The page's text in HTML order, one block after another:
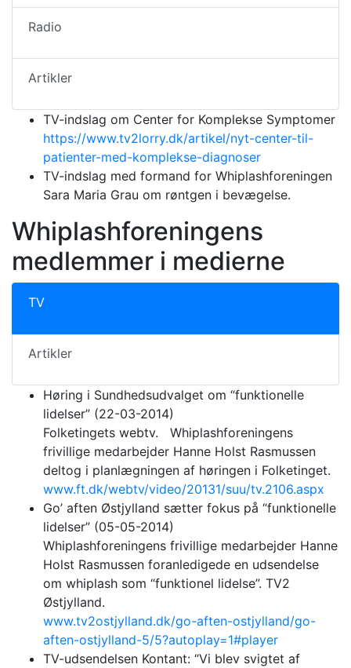
Radio
Artikler
TV-indslag om Center for Komplekse Symptomer
https://www.tv2lorry.dk/artikel/nyt-center-til-
patienter-med-komplekse-diagnoser
TV-indslag med formand for Whiplashforeningen
Sara Maria Grau om røntgen i bevægelse.
Whiplashforeningens
medlemmer i medierne
TV
Artikler
Høring i Sundhedsudvalget om “funktionelle
lidelser” (22-03-2014)
Folketingets webtv. Whiplashforeningens
frivillige medarbejder Hanne Holst Rasmussen
deltog i planlægningen af høringen i Folketinget.
www.ft.dk/webtv/video/20131/suu/tv.2106.aspx
Go’ aften Østjylland sætter fokus på “funktionelle
lidelser” (05-05-2014)
Whiplashforeningens frivillige medarbejder Hanne
Holst Rasmussen foranledigede en udsendelse
om whiplash som “funktionel lidelse”. TV2
Østjylland.
www.tv2ostjylland.dk/go-aften-ostjylland/go-
aften-ostjylland-5/5?autoplay=1#player
TV-udsendelsen Kontant: “Vi blev svigtet af